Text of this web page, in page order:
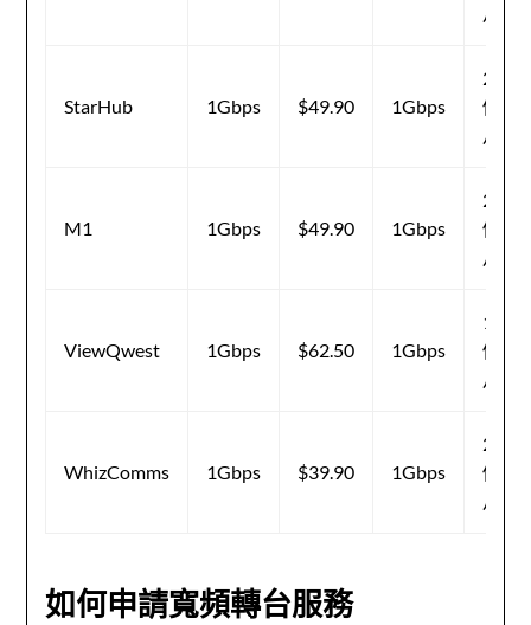
月
StarHub 1Gbps $49.90 1Gbps
24
個
月
M1 1Gbps $49.90 1Gbps
24
個
月
ViewQwest 1Gbps $62.50 1Gbps
12
個
月
WhizComms 1Gbps $39.90 1Gbps
24
個
月
如何申請寬頻轉台服務